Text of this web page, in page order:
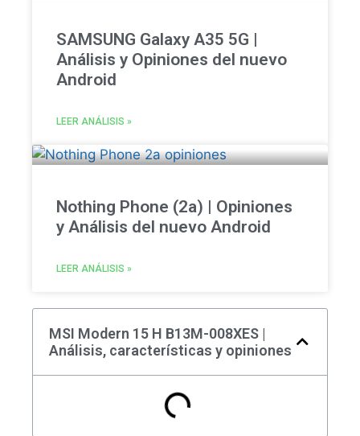
SAMSUNG Galaxy A35 5G |
Análisis y Opiniones del nuevo
Android
LEER ANÁLISIS »
Nothing Phone (2a) | Opiniones
y Análisis del nuevo Android
LEER ANÁLISIS »
MSI Modern 15 H B13M-008XES |
Análisis, características y opiniones